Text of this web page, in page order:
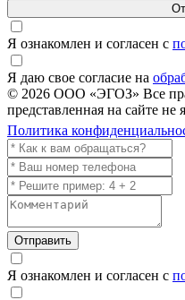
Я ознакомлен и согласен с
Я даю свое согласие на
© 2026 ООО «ЭГОЗ» Все
представленная на сайте не
Политика
Отправить
Я ознакомлен и согласен с